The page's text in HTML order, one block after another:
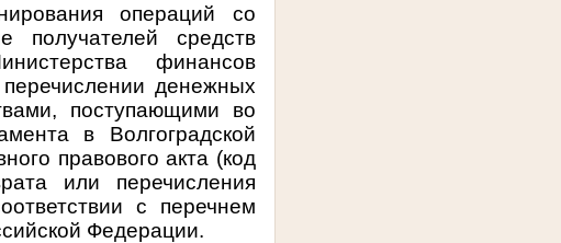
операций со
получателей средств
финансов
денежных
поступающими во
в Волгоградской
правового акта (код
или перечисления
с перечнем
Федерации.